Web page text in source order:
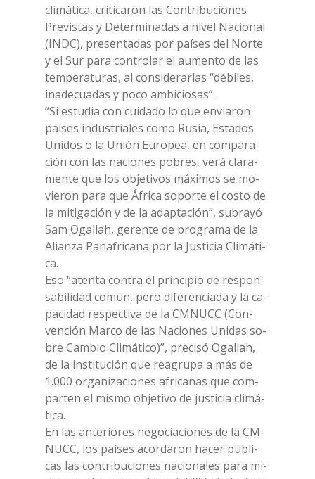
cli­má­ti­ca, cri­ti­ca­ron las Con­tri­bu­cio­nes
Pre­vi­stas y De­ter­mi­na­das a ni­vel Na­cio­nal
(INDC), pre­sen­ta­das por paí­ses del Nor­te
y el Sur para con­tro­lar el au­men­to de las
tem­pe­ra­tu­ras, al con­si­de­rar­las “dé­bi­les,
ina­de­cua­das y poco am­bi­cio­sas”.
“Si estu­dia con cui­da­do lo que en­via­ron
paí­ses in­du­stria­les como Ru­sia, Esta­dos
Uni­dos o la Unión Eu­ro­pea, en com­pa­ra­
ción con las na­cio­nes po­bres, verá cla­ra­
men­te que los ob­je­ti­vos má­xi­mos se mo­
vie­ron para que Áfri­ca so­por­te el co­sto de
la mi­ti­ga­ción y de la adap­ta­ción”, sub­rayó
Sam Ogal­lah, ge­ren­te de pro­gra­ma de la
Alian­za Pa­na­fri­ca­na por la Ju­sti­cia Cli­má­ti­
ca.
Eso “aten­ta con­tra el prin­ci­pio de re­spon­
sa­bi­li­dad co­mún, pero di­fe­ren­cia­da y la ca­
pa­ci­dad re­spec­ti­va de la CM­NUCC (Con­
ven­ción Mar­co de las Na­cio­nes Uni­das so­
bre Cam­bio Cli­má­ti­co)”, pre­ci­só Ogal­lah,
de la in­sti­tu­ción que rea­gru­pa a más de
1.000 or­ga­ni­za­cio­nes afri­ca­nas que com­
par­ten el mi­smo ob­je­ti­vo de ju­sti­cia cli­má­
ti­ca.
En las an­te­rio­res ne­go­cia­cio­nes de la CM­
NUCC, los paí­ses acor­da­ron ha­cer pú­bli­
cas las con­tri­bu­cio­nes na­cio­na­les para mi­